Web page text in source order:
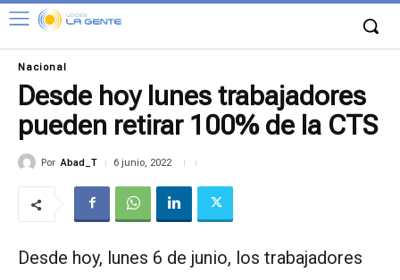
Nacional
Desde hoy lunes trabajadores
pueden retirar 100% de la CTS
Por Abad_T 6 junio, 2022
Desde hoy, lunes 6 de junio, los trabajadores